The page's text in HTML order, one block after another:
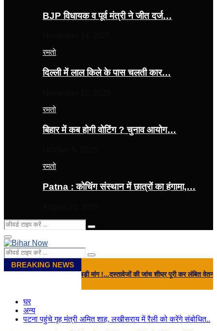
BJP विधायक व पूर्व मंत्री ने जीत दर्ज…
रमतो
दिल्ली में लाल किले के पास चलती कार…
रमतो
बिहार में कब होगी वोटिंग ? चुनाव आयोग…
रमतो
Patna : कोचिंग संस्थान में छात्रों का हंगामा,…
Search
for:
Search
Primary
Menu
Search
for:
Search
BREAKING NEWS
की सरकार से बड़ी मांग !...दस्तावेजों की जांच शीघ्र पूरी कर लंबित वेतन जारी करे
घर
अन्य
पटना पहुंचे गृह मंत्री अमित शाह, लखीसराय में रैली को करेंगे संबोधित..